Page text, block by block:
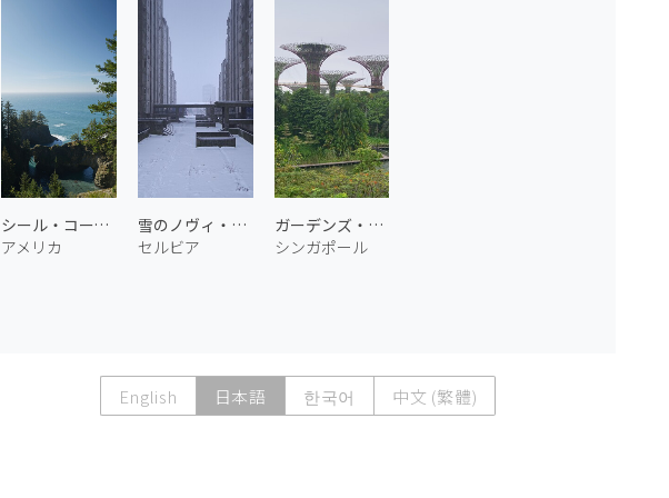
シール・コーブの天然橋 1
アメリカ
雪のノヴィ・ベオグラード 2
セルビア
ガーデンズ・バイ・ザ・ベイ 1
シンガポール
English 日本語 한국어 中文 (繁體)